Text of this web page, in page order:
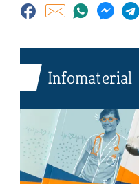
Infomaterial